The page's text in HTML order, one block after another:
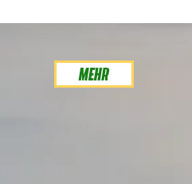
MEHR